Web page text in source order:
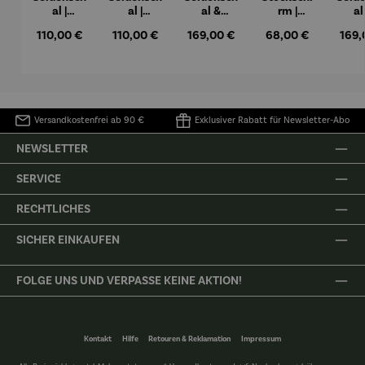
al |
um
Regulärer Preis:
110,00 €
al |
um
Regulärer Preis:
110,00 €
al &
rm Set |
Regulärer Preis:
169,00 €
rm |
– Claude
Regulärer Preis:
68,00 €
rm
Versandkostenfrei ab 90 € Exklusiver Rabatt für Newsletter-Abo
NEWSLETTER
SERVICE
RECHTLICHES
SICHER EINKAUFEN
FOLGE UNS UND VERPASSE KEINE AKTION!
Kontakt Hilfe Retouren & Reklamation Impressum